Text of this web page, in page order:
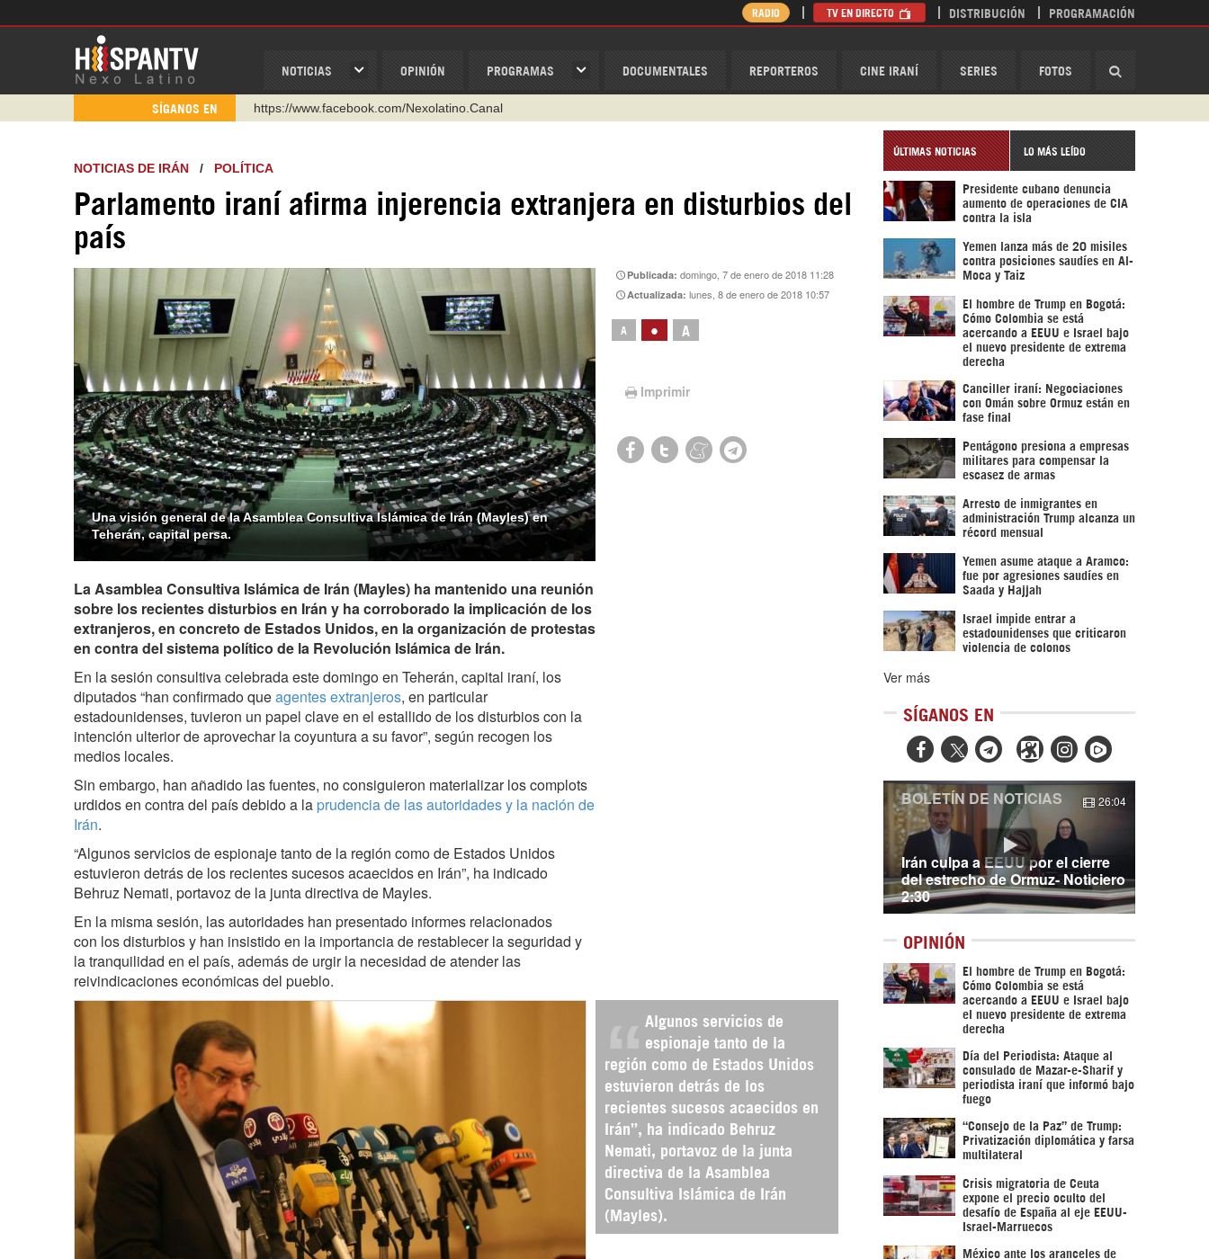
NOTICIAS OPINIÓN PROGRAMAS DOCUMENTALES REPORTEROS CINE IRANÍ SERIES FOTOS
RADIO TV EN DIRECTO DISTRIBUCIÓN PROGRAMACIÓN
SÍGANOS EN
https://www.facebook.com/Nexolatino.Canal
http://twitter.com/nexo_latino
https://t.me/hispantvcanal
https://urmedium.com/c/hispantv
Instagram como: hispan_tv
NOTICIAS DE IRÁN / POLÍTICA
Parlamento iraní afirma injerencia extranjera en disturbios del
país
Una visión general de la Asamblea Consultiva Islámica de Irán (Mayles) en
Teherán, capital persa.
Publicada:domingo, 7 de enero de 2018 11:28
Actualizada:lunes, 8 de enero de 2018 10:57
A • A
Imprimir
La Asamblea Consultiva Islámica de Irán (Mayles) ha mantenido una reunión
sobre los recientes disturbios en Irán y ha corroborado la implicación de los
extranjeros, en concreto de Estados Unidos, en la organización de protestas
en contra del sistema político de la Revolución Islámica de Irán.
En la sesión consultiva celebrada este domingo en Teherán, capital iraní, los
diputados “han confirmado queagentes extranjeros, en particular
estadounidenses, tuvieron un papel clave en el estallido de los disturbios con la
intención ulterior de aprovechar la coyuntura a su favor”, según recogen los
medios locales.
Sin embargo, han añadido las fuentes, no consiguieron materializar los complots
urdidos en contra del país debido a la prudencia de las autoridades y la nación de
Irán.
“Algunos servicios de espionaje tanto de la región como de Estados Unidos
estuvieron detrás de los recientes sucesos acaecidos en Irán”, ha indicado
Behruz Nemati, portavoz de la junta directiva de Mayles.
En la misma sesión, las autoridades han presentado informes relacionados
con los disturbios y han insistido en la importancia de restablecer la seguridad y
la tranquilidad en el país, además de urgir la necesidad de atender las
reivindicaciones económicas del pueblo.
Algunos servicios de
espionaje tanto de la
región como de Estados Unidos
estuvieron detrás de los
recientes sucesos acaecidos en
Irán”, ha indicado Behruz
Nemati, portavoz de la junta
directiva de la Asamblea
Consultiva Islámica de Irán
(Mayles).
ÚLTIMAS NOTICIAS LO MÁS LEÍDO
Presidente cubano denuncia
aumento de operaciones de CIA
contra la isla
Yemen lanza más de 20 misiles
contra posiciones saudíes en Al-
Moca y Taiz
El hombre de Trump en Bogotá:
Cómo Colombia se está
acercando a EEUU e Israel bajo
el nuevo presidente de extrema
derecha
Canciller iraní: Negociaciones
con Omán sobre Ormuz están en
fase final
Pentágono presiona a empresas
militares para compensar la
escasez de armas
Arresto de inmigrantes en
administración Trump alcanza un
récord mensual
Yemen asume ataque a Aramco:
fue por agresiones saudíes en
Saada y Hajjah
Israel impide entrar a
estadounidenses que criticaron
violencia de colonos
Ver más
SÍGANOS EN
  
Irán culpa a EEUU por el cierre
del estrecho de Ormuz- Noticiero
2:30
BOLETÍN DE NOTICIAS 26:04
OPINIÓN
El hombre de Trump en Bogotá:
Cómo Colombia se está
acercando a EEUU e Israel bajo
el nuevo presidente de extrema
derecha
Día del Periodista: Ataque al
consulado de Mazar-e-Sharif y
periodista iraní que informó bajo
fuego
“Consejo de la Paz” de Trump:
Privatización diplomática y farsa
multilateral
Crisis migratoria de Ceuta
expone el precio oculto del
desafío de España al eje EEUU-
Israel-Marruecos
México ante los aranceles de